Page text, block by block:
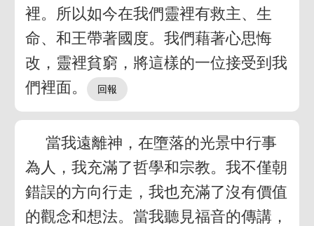
裡。所以如今在我們靈裡有救主、生
命、和王帶著國度。我們藉著心思悔
改，靈裡貧窮，將這樣的一位接受到我
們裡面。
當我遠離神，在墮落的光景中行事
為人，我充滿了哲學和宗教。我不僅朝
錯誤的方向行走，我也充滿了沒有價值
的觀念和想法。當我聽見福音的傳講，